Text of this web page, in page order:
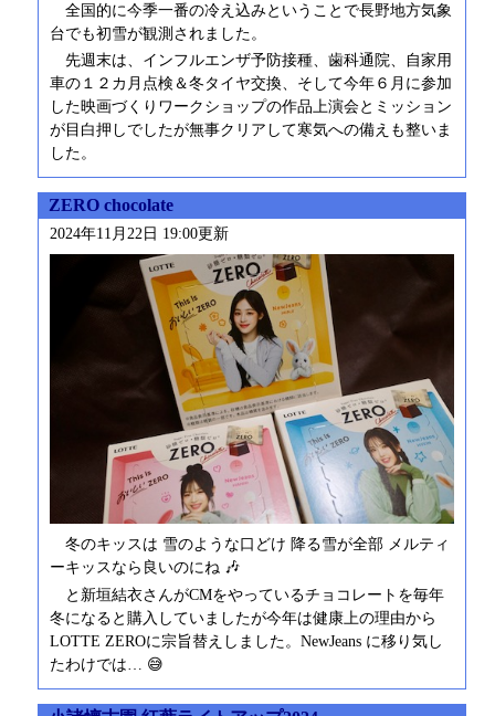
全国的に今季一番の冷え込みということで長野地方気象
台でも初雪が観測されました。
先週末は、インフルエンザ予防接種、歯科通院、自家用
車の１２カ月点検＆冬タイヤ交換、そして今年６月に参加
した映画づくりワークショップの作品上演会とミッション
が目白押しでしたが無事クリアして寒気への備えも整いま
した。
ZERO chocolate
2024年11月22日 19:00更新
冬のキッスは 雪のような口どけ 降る雪が全部 メルティ
ーキッスなら良いのにね 🎶
と新垣結衣さんがCMをやっているチョコレートを毎年
冬になると購入していましたが今年は健康上の理由から
LOTTE ZEROに宗旨替えしました。NewJeans に移り気し
たわけでは… 😅